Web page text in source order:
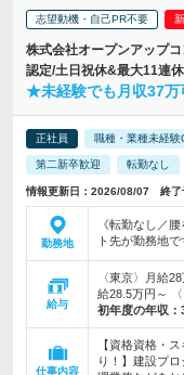
志望動機・自己PR不要
株式会社オープンアップ
認定/土日祝休&最大11連
★未経験でも月収37
正社員 職種・業種未経験
第二新卒歓迎 転勤なし
情報更新日：2026/08/07 終了
勤務地
《転勤なし／
ト先が勤務地
給与
〈東京〉月給
給28.5万円～
初年度の年収：
仕事内容
【資格資格・
り！】建設プ